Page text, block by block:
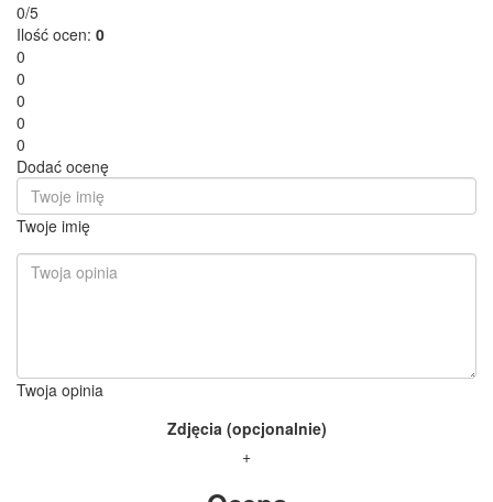
0/5
Ilość ocen: 0
0
0
0
0
0
Dodać ocenę
Twoje imię
Twoja opinia
Zdjęcia (opcjonalnie)
+